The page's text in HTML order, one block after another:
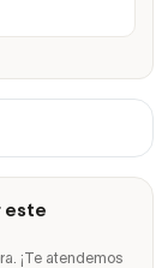
este
¡Te atendemos